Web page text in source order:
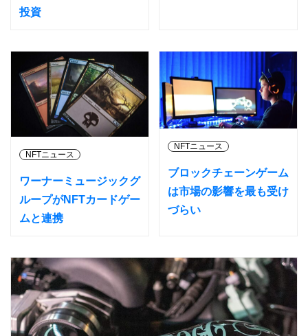
投資
NFTニュース
ワーナーミュージックグ
ループがNFTカードゲー
ムと連携
NFTニュース
ブロックチェーンゲーム
は市場の影響を最も受け
づらい